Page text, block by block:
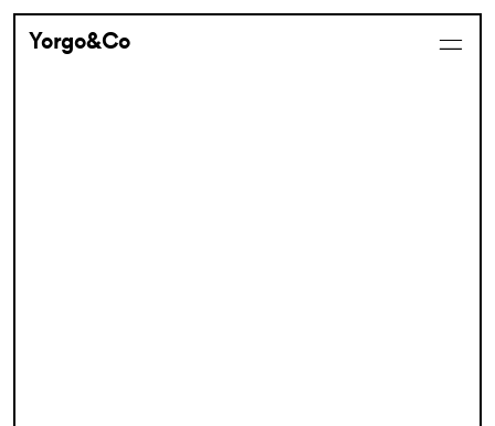
Yorgo&Co